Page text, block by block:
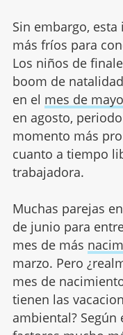
Sin embargo,
más fríos para
Los niños de
boom de
en el mes de mayo
en agosto,
momento más
cuanto a tiempo
trabajadora.
Muchas parejas
de junio para
mes de más
marzo. Pero
mes de
tienen las
ambiental?